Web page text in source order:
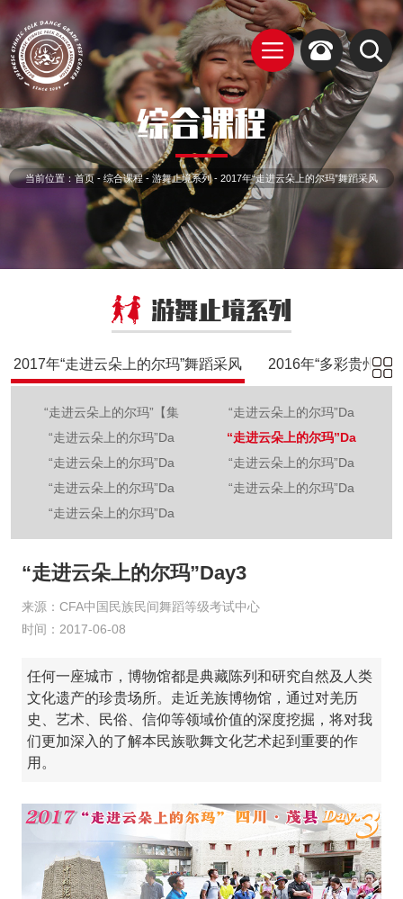
综合课程
当前位置： 首页- 综合课程- 游舞止境系列- 2017年“走进云朵上的尔玛”舞蹈采风
游舞止境系列
2017年“走进云朵上的尔玛”舞蹈采风
“走进云朵上的尔玛”【集
“走进云朵上的尔玛”Da
“走进云朵上的尔玛”Da
“走进云朵上的尔玛”Da
“走进云朵上的尔玛”Da
“走进云朵上的尔玛”Da
“走进云朵上的尔玛”Da
“走进云朵上的尔玛”Da
“走进云朵上的尔玛”Da
2016年“多彩贵州”舞
“走进云朵上的尔玛”Day3
来源：CFA中国民族民间舞蹈等级考试中心
时间：2017-06-08
任何一座城市，博物馆都是典藏陈列和研究自然及人类
文化遗产的珍贵场所。走近羌族博物馆，通过对羌历
史、艺术、民俗、信仰等领域价值的深度挖掘，将对我
们更加深入的了解本民族歌舞文化艺术起到重要的作
用。